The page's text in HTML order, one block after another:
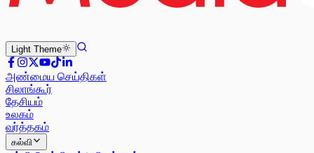
Light Theme
அண்மைய செய்திகள்
சிலாங்கூர்
தேசியம்
உலகம்
வர்த்தகம்
கல்வி